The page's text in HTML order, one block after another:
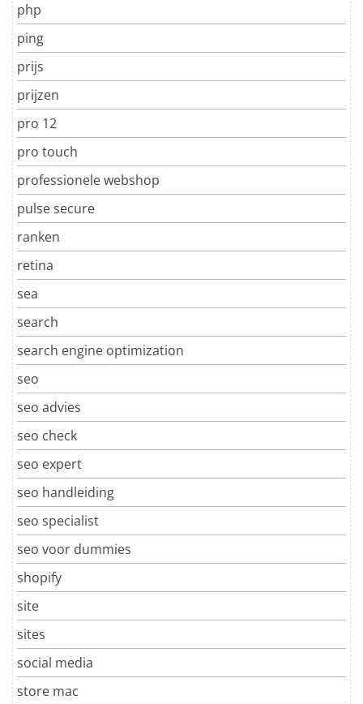
php
ping
prijs
prijzen
pro 12
pro touch
professionele webshop
pulse secure
ranken
retina
sea
search
search engine optimization
seo
seo advies
seo check
seo expert
seo handleiding
seo specialist
seo voor dummies
shopify
site
sites
social media
store mac